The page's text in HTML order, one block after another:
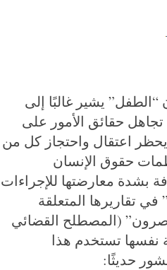
يشير غالبًا إلى
تجاهل حقائق الأمور على
اعتقال واحتجاز كل من
حقوق الإنسان
بشدة معارضتها للإجراءات
تقاريرها المتعلقة
(المصطلح القضائي
نفسها تستخدم هذا
حديثًا: